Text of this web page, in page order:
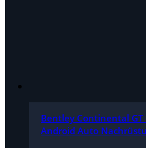
Bentley Continental GT
Android Auto